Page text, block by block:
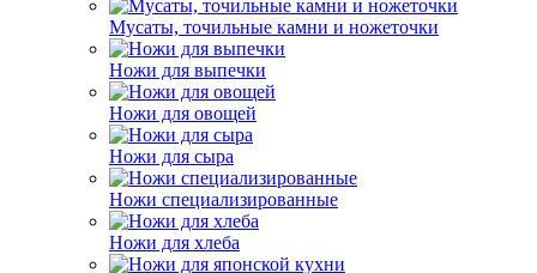
Мусаты, точильные камни и ножеточки
Ножи для выпечки
Ножи для овощей
Ножи для сыра
Ножи специализированные
Ножи для хлеба